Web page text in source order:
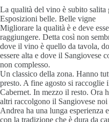
La qualità del vino è subito salita
Esposizioni belle. Belle vigne
Migliorare la qualità è e deve
raggiungere. Detta così non
dove il vino è quello da tavola,
essere alta e dove il Sangiovese
non complesso.
Un classico della zona. Hanno
presto. A fine agosto si
Cabernet. In mezzo il resto. Ora
altri raccolgono il Sangiovese
Andrea ha una lunga esperienza
con la tradizione che è dura da